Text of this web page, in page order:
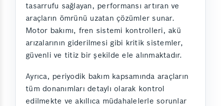
tasarrufu sağlayan, performansı artıran ve
araçların ömrünü uzatan çözümler sunar.
Motor bakımı, fren sistemi kontrolleri, akü
arızalarının giderilmesi gibi kritik sistemler,
güvenli ve titiz bir şekilde ele alınmaktadır.
Ayrıca, periyodik bakım kapsamında araçların
tüm donanımları detaylı olarak kontrol
edilmekte ve akıllıca müdahalelerle sorunlar